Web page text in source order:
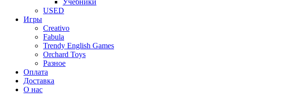
Учебники
USED
Игры
Creativo
Fabula
Trendy English Games
Orchard Toys
Разное
Оплата
Доставка
О нас